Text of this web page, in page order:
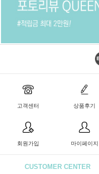
고객센터 상품후기
회원가입 마이페이지
CUSTOMER CENTER